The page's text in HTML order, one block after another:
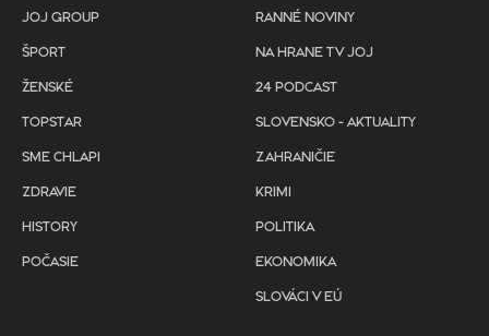
JOJ GROUP
ŠPORT
ŽENSKÉ
TOPSTAR
SME CHLAPI
ZDRAVIE
HISTORY
POČASIE
RANNÉ NOVINY
NA HRANE TV JOJ
24 PODCAST
SLOVENSKO - AKTUALITY
ZAHRANIČIE
KRIMI
POLITIKA
EKONOMIKA
SLOVÁCI V EÚ